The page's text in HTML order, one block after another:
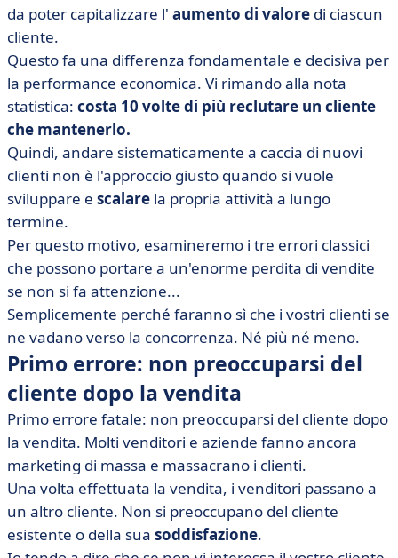
da poter capitalizzare l' aumento di valore di ciascun
cliente.
Questo fa una differenza fondamentale e decisiva per
la performance economica. Vi rimando alla nota
statistica: costa 10 volte di più reclutare un cliente
che mantenerlo.
Quindi, andare sistematicamente a caccia di nuovi
clienti non è l'approccio giusto quando si vuole
sviluppare e scalare la propria attività a lungo
termine.
Per questo motivo, esamineremo i tre errori classici
che possono portare a un'enorme perdita di vendite
se non si fa attenzione...
Semplicemente perché faranno sì che i vostri clienti se
ne vadano verso la concorrenza. Né più né meno.
Primo errore: non preoccuparsi del
cliente dopo la vendita
Primo errore fatale: non preoccuparsi del cliente dopo
la vendita. Molti venditori e aziende fanno ancora
marketing di massa e massacrano i clienti.
Una volta effettuata la vendita, i venditori passano a
un altro cliente. Non si preoccupano del cliente
esistente o della sua soddisfazione.